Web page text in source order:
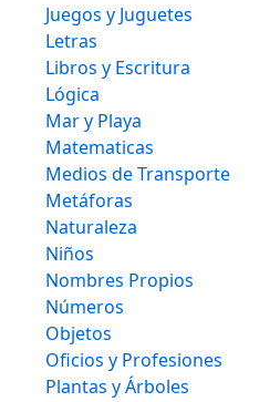
Juegos y Juguetes
Letras
Libros y Escritura
Lógica
Mar y Playa
Matematicas
Medios de Transporte
Metáforas
Naturaleza
Niños
Nombres Propios
Números
Objetos
Oficios y Profesiones
Plantas y Árboles